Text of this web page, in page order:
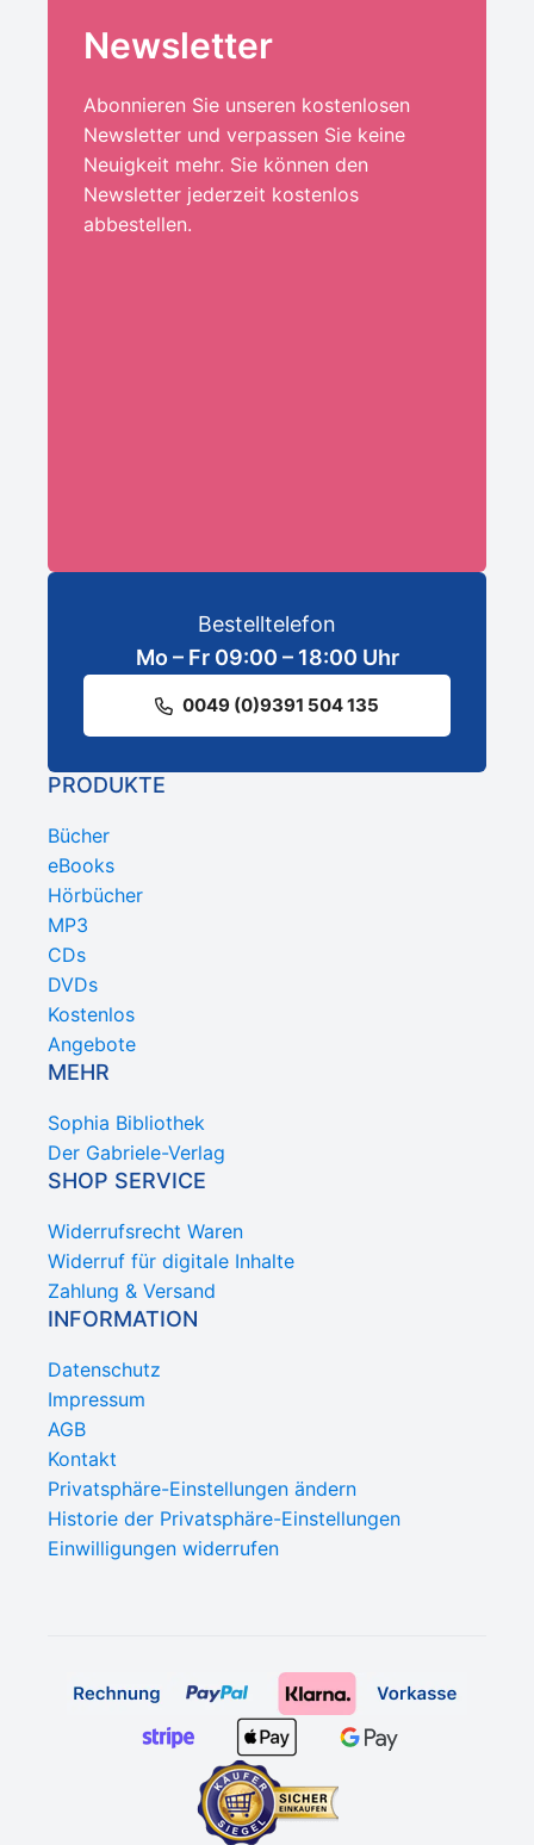
Newsletter
Abonnieren Sie unseren kostenlosen
Newsletter und verpassen Sie keine
Neuigkeit mehr. Sie können den
Newsletter jederzeit kostenlos
abbestellen.
Bestelltelefon
Mo – Fr 09:00 – 18:00 Uhr
0049 (0)9391 504 135
PRODUKTE
Bücher
eBooks
Hörbücher
MP3
CDs
DVDs
Kostenlos
Angebote
MEHR
Sophia Bibliothek
Der Gabriele-Verlag
SHOP SERVICE
Widerrufsrecht Waren
Widerruf für digitale Inhalte
Zahlung & Versand
INFORMATION
Datenschutz
Impressum
AGB
Kontakt
Privatsphäre-Einstellungen ändern
Historie der Privatsphäre-Einstellungen
Einwilligungen widerrufen